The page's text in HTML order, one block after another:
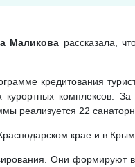
Маликова рассказала,
кредитования
комплексов.
реализуется 22
крае и в
Они формируют